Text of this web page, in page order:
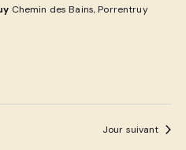
Chemin des Bains, Porrentruy
Jour suivant